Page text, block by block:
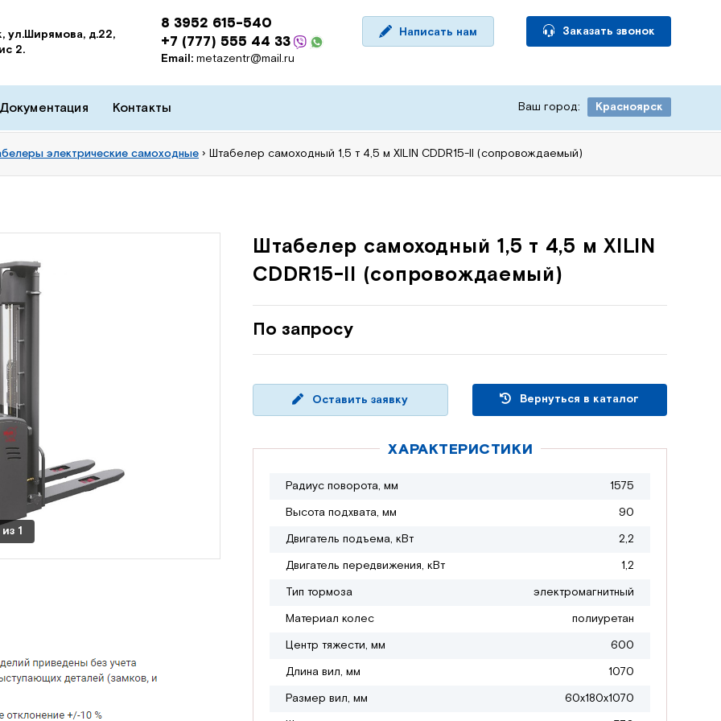
ул.Ширямова, д.22,
2.
8 3952 615-540
+7 (777) 555 44 33
Email: metazentr@mail.ru
Написать нам Заказать звонок
Контакты Ваш город: Красноярск
электрические самоходные › Штабелер самоходный 1,5 т 4,5 м XILIN CDDR15-II (сопровождаемый)
1
Штабелер самоходный 1,5 т 4,5 м XILIN
CDDR15-II (сопровождаемый)
По запросу
Оставить заявку Вернуться в каталог
ХАРАКТЕРИСТИКИ
Радиус поворота, мм
1575
Высота подхвата, мм
90
Двигатель подъема, кВт
2,2
Двигатель передвижения, кВт
1,2
Тип тормоза
электромагнитный
Материал колес
полиуретан
Центр тяжести, мм
600
Длина вил, мм
1070
Размер вил, мм
60х180х1070